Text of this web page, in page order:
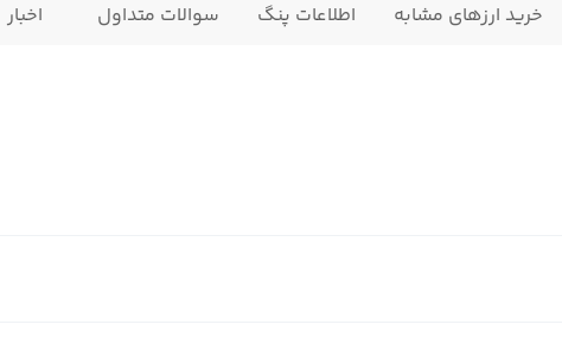
خرید ارزهای مشابه اطلاعات پنگ سوالات متداول اخبار